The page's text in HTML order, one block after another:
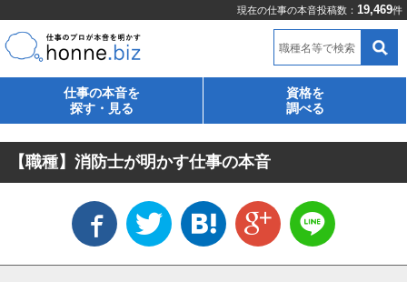
現在の仕事の本音投稿数： 19,469件
職種名等で検索
仕事の本音を
探す・見る
資格を
調べる
【職種】消防士が明かす仕事の本音